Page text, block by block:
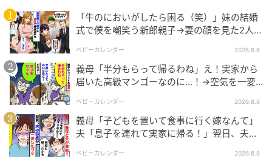
「牛のにおいがしたら困る（笑）」妹の結婚
式で僕を嘲笑う新郎親子→妻の顔を見た2人が
ベビーカレンダー 2026.8.6
義母「半分もらって帰るわね」え！実家から
届いた高級マンゴーなのに…！→空気を一変
ベビーカレンダー 2026.8.6
義母「子どもを置いて食事に行く嫁なんて」
夫「息子を連れて実家に帰る！」翌日、夫が
ベビーカレンダー 2026.8.6